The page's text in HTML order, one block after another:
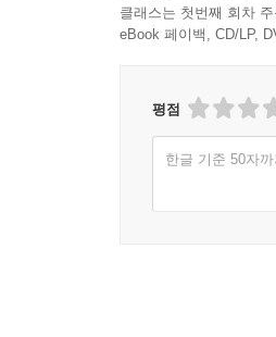
클래스는 첫번째 회차
eBook 페이백, CD/LP,
평점
한글 기준 50자